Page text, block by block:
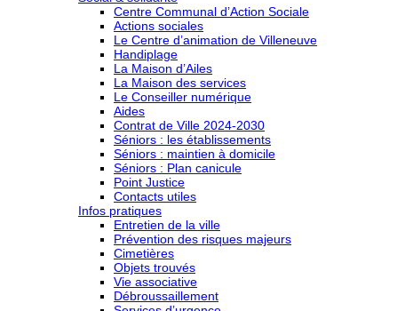
Centre Communal d’Action Sociale
Actions sociales
Le Centre d’animation de Villeneuve
Handiplage
La Maison d’Ailes
La Maison des services
Le Conseiller numérique
Aides
Contrat de Ville 2024-2030
Séniors : les établissements
Séniors : maintien à domicile
Séniors : Plan canicule
Point Justice
Contacts utiles
Infos pratiques
Entretien de la ville
Prévention des risques majeurs
Cimetières
Objets trouvés
Vie associative
Débroussaillement